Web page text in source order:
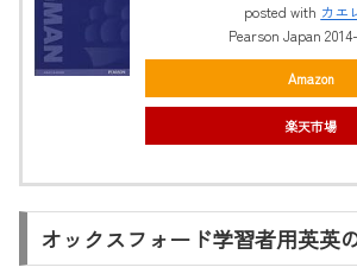
posted with カエ
Pearson Japan
Amazon
楽天市場
オックスフォード学習者用英英